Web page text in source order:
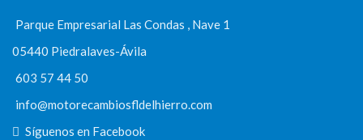
Parque Empresarial Las Condas , Nave 1
05440 Piedralaves-Ávila
603 57 44 50
info@motorecambiosfldelhierro.com
Síguenos en Facebook